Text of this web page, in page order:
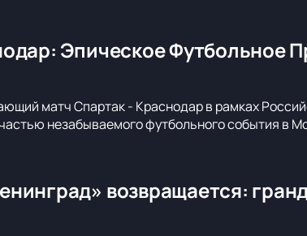
Эпическое Футбольное
матч Спартак - Краснодар в рамках
незабываемого футбольного события в
возвращается: